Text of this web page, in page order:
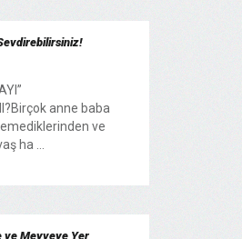
anne baba
ve
ha ...
ve Meyveye Yer